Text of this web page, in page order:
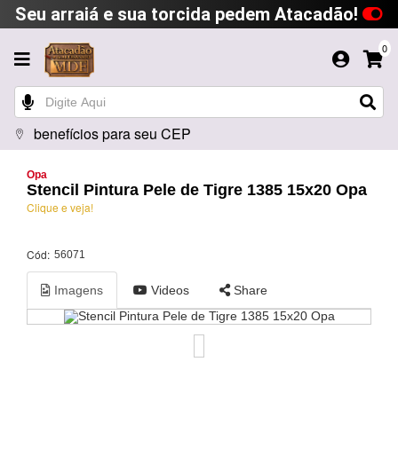
Seu arraiá e sua torcida pedem Atacadão!
0
benefícios para seu CEP
Opa
Stencil Pintura Pele de Tigre 1385 15x20 Opa
Clique e veja!
Cód: 56071
Imagens Videos Share